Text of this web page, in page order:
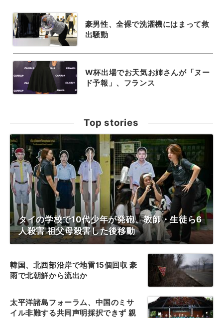
豪男性、全裸で洗濯機にはまって救
出騒動
W杯出場でお天気お姉さんが「ヌー
ド予報」、フランス
Top stories
タイの学校で10代少年が発砲、教師・生徒ら6
人殺害 祖父母殺害した後移動
韓国、北西部沿岸で地雷15個回収 豪
雨で北朝鮮から流出か
太平洋諸島フォーラム、中国のミサ
イル非難する共同声明採択できず 親